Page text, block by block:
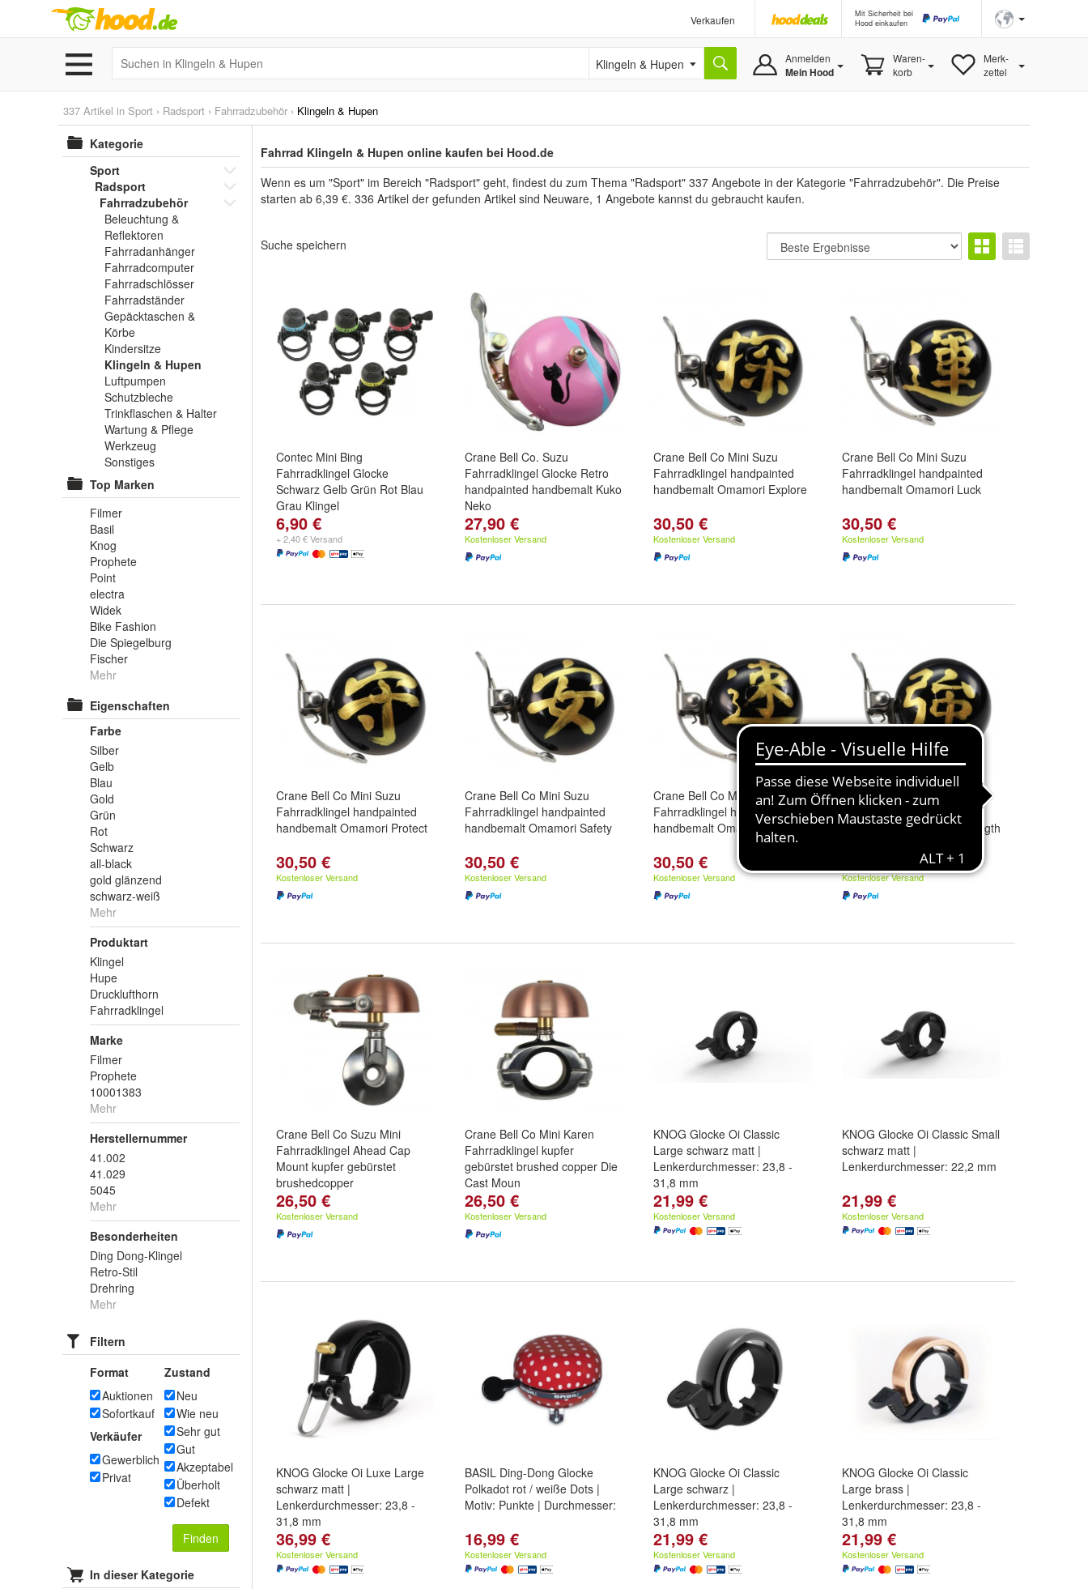
Verkaufen
Mit Sicherheit bei
Hood einkaufen
Klingeln & Hupen Anmelden
Mein Hood
Waren-
korb
Merk-
zettel
337 Artikel in Sport › Radsport › Fahrradzubehör › Klingeln & Hupen
Kategorie
Sport
Radsport
Fahrradzubehör
Beleuchtung &
Reflektoren
Fahrradanhänger
Fahrradcomputer
Fahrradschlösser
Fahrradständer
Gepäcktaschen &
Körbe
Kindersitze
Klingeln & Hupen
Luftpumpen
Schutzbleche
Trinkflaschen & Halter
Wartung & Pflege
Werkzeug
Sonstiges
Top Marken
Filmer
Basil
Knog
Prophete
Point
electra
Widek
Bike Fashion
Die Spiegelburg
Fischer
Mehr
Eigenschaften
Farbe
Silber
Gelb
Blau
Gold
Grün
Rot
Schwarz
all-black
gold glänzend
schwarz-weiß
Mehr
Produktart
Klingel
Hupe
Drucklufthorn
Fahrradklingel
Marke
Filmer
Prophete
10001383
Mehr
Herstellernummer
41.002
41.029
5045
Mehr
Besonderheiten
Ding Dong-Klingel
Retro-Stil
Drehring
Mehr
Filtern
Format
Auktionen
Sofortkauf
Verkäufer
Gewerblich
Privat
Zustand
Neu
Wie neu
Sehr gut
Gut
Akzeptabel
Überholt
Defekt
Finden
In dieser Kategorie
Fahrrad Klingeln & Hupen online kaufen bei Hood.de
Wenn es um "Sport" im Bereich "Radsport" geht, findest du zum Thema "Radsport" 337 Angebote in der Kategorie "Fahrradzubehör". Die Preise
starten ab 6,39 €. 336 Artikel der gefunden Artikel sind Neuware, 1 Angebote kannst du gebraucht kaufen.
Suche speichern
Contec Mini Bing
Fahrradklingel Glocke
Schwarz Gelb Grün Rot Blau
Grau Klingel
Farbe:Blau
weitere ...
6,90 €
+ 2,40 € Versand
Crane Bell Co. Suzu
Fahrradklingel Glocke Retro
handpainted handbemalt Kuko
Neko
27,90 €
Kostenloser Versand
Crane Bell Co Mini Suzu
Fahrradklingel handpainted
handbemalt Omamori Explore
30,50 €
Kostenloser Versand
Crane Bell Co Mini Suzu
Fahrradklingel handpainted
handbemalt Omamori Luck
30,50 €
Kostenloser Versand
Crane Bell Co Mini Suzu
Fahrradklingel handpainted
handbemalt Omamori Protect
30,50 €
Kostenloser Versand
Crane Bell Co Mini Suzu
Fahrradklingel handpainted
handbemalt Omamori Safety
30,50 €
Kostenloser Versand
Crane Bell Co Mini Suzu
Fahrradklingel handpainted
handbemalt Omamori Speed
30,50 €
Kostenloser Versand
Crane Bell Co Mini Suzu
Fahrradklingel handpainted
handbemalt Omamori Strength
Kostenloser Versand
Crane Bell Co Suzu Mini
Fahrradklingel Ahead Cap
Mount kupfer gebürstet
brushedcopper
26,50 €
Kostenloser Versand
Crane Bell Co Mini Karen
Fahrradklingel kupfer
gebürstet brushed copper Die
Cast Moun
26,50 €
Kostenloser Versand
KNOG Glocke Oi Classic
Large schwarz matt |
Lenkerdurchmesser: 23,8 -
31,8 mm
21,99 €
Kostenloser Versand
KNOG Glocke Oi Classic Small
schwarz matt |
Lenkerdurchmesser: 22,2 mm
21,99 €
Kostenloser Versand
KNOG Glocke Oi Luxe Large
schwarz matt |
Lenkerdurchmesser: 23,8 -
31,8 mm
36,99 €
Kostenloser Versand
BASIL Ding-Dong Glocke
Polkadot rot / weiße Dots |
Motiv: Punkte | Durchmesser:
16,99 €
Kostenloser Versand
KNOG Glocke Oi Classic
Large schwarz |
Lenkerdurchmesser: 23,8 -
31,8 mm
21,99 €
Kostenloser Versand
KNOG Glocke Oi Classic
Large brass |
Lenkerdurchmesser: 23,8 -
31,8 mm
21,99 €
Kostenloser Versand